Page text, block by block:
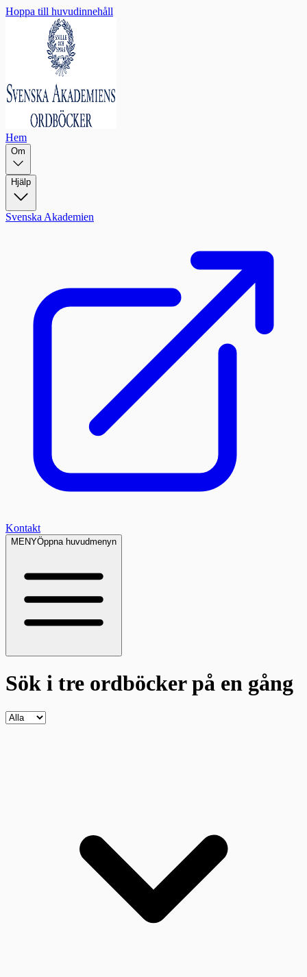
Hoppa till huvudinnehåll
Hem
Om
Hjälp
Svenska Akademien
Kontakt
MENYÖppna huvudmenyn
Sök i tre ordböckerpå en gång